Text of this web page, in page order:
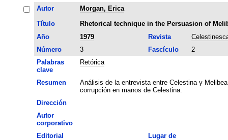
Autor
Morgan, Erica
Título
Rhetorical technique in the Persuasion of
Año
1979 Revista
Número
3 Fascículo
2
Palabras
clave
Retórica
Resumen
Análisis de la entrevista entre Celestina y
corrupción en manos de Celestina.
Dirección
Autor
corporativo
Editorial
Lugar de